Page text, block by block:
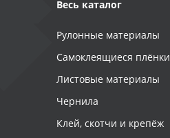
Весь каталог
Рулонные материалы
Самоклеящиеся плёнки
Листовые материалы
Чернила
Клей, скотчи и крепёж